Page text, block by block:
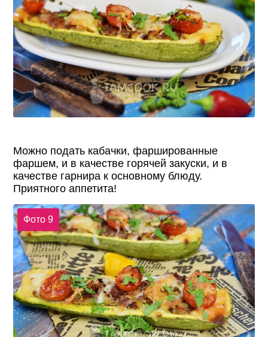
Можно подать кабачки, фаршированные
фаршем, и в качестве горячей закуски, и в
качестве гарнира к основному блюду.
Приятного аппетита!
Фото 9